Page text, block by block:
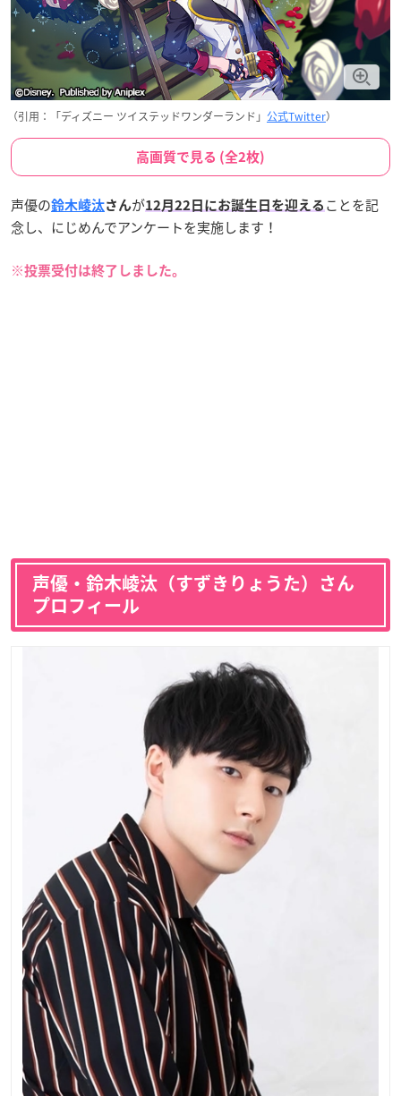
（引用：「ディズニー ツイステッドワンダーランド」 公式Twitter）
高画質で見る (全2枚)
声優の鈴木崚汰さんが12月22日にお誕生日を迎える ことを記
念し、にじめんでアンケートを実施します！
※投票受付は終了しました。
声優・鈴木崚汰（すずきりょうた）さん
プロフィール